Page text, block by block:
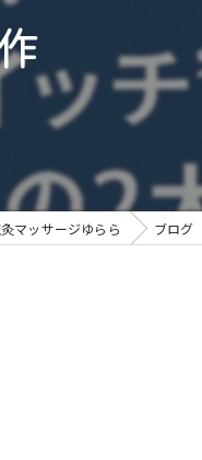
肩こり
マッサージゆらら ブログ